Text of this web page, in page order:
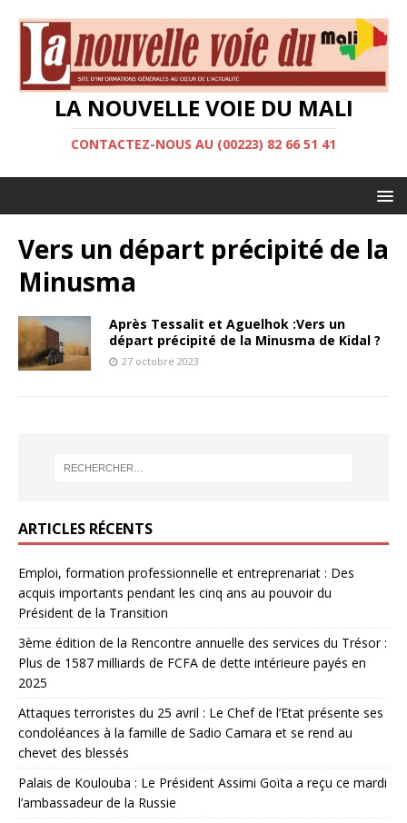
LA NOUVELLE VOIE DU MALI
CONTACTEZ-NOUS AU (00223) 82 66 51 41
Vers un départ précipité de la
Minusma
Après Tessalit et Aguelhok :Vers un
départ précipité de la Minusma de Kidal ?
27 octobre 2023
ARTICLES RÉCENTS
Emploi, formation professionnelle et entreprenariat : Des
acquis importants pendant les cinq ans au pouvoir du
Président de la Transition
3ème édition de la Rencontre annuelle des services du Trésor :
Plus de 1587 milliards de FCFA de dette intérieure payés en
2025
Attaques terroristes du 25 avril : Le Chef de l’Etat présente ses
condoléances à la famille de Sadio Camara et se rend au
chevet des blessés
Palais de Koulouba : Le Président Assimi Goïta a reçu ce mardi
l’ambassadeur de la Russie